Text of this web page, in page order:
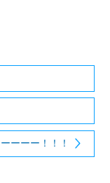
ーーー！！！